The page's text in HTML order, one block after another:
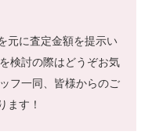
元に査定金額を提示い
検討の際はどうぞお気
フ一同、皆様からのご
ます！